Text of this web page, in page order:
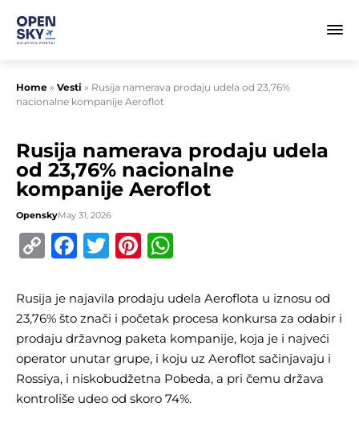
Home » Vesti » Rusija namerava prodaju udela od 23,76%
nacionalne kompanije Aeroflot
Rusija namerava prodaju udela
od 23,76% nacionalne
kompanije Aeroflot
OpenskyMay 31, 2026
CopyFacebook
TwitterPinterest
Rusija je najavila prodaju udela Aeroflota u iznosu od
23,76% što znači i početak procesa konkursa za odabir i
prodaju državnog paketa kompanije, koja je i najveći
operator unutar grupe, i koju uz Aeroflot sačinjavaju i
Rossiya, i niskobudžetna Pobeda, a pri čemu država
kontroliše udeo od skoro 74%.